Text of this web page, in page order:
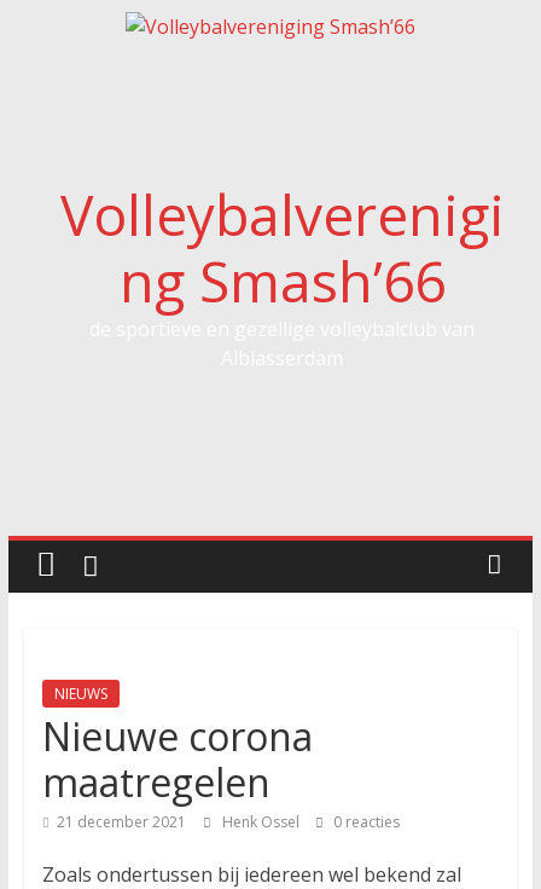
Volleybalverenigi
ng Smash’66
NIEUWS
Nieuwe corona
maatregelen
21 december 2021 Henk Ossel 0 reacties
Zoals ondertussen bij iedereen wel bekend zal